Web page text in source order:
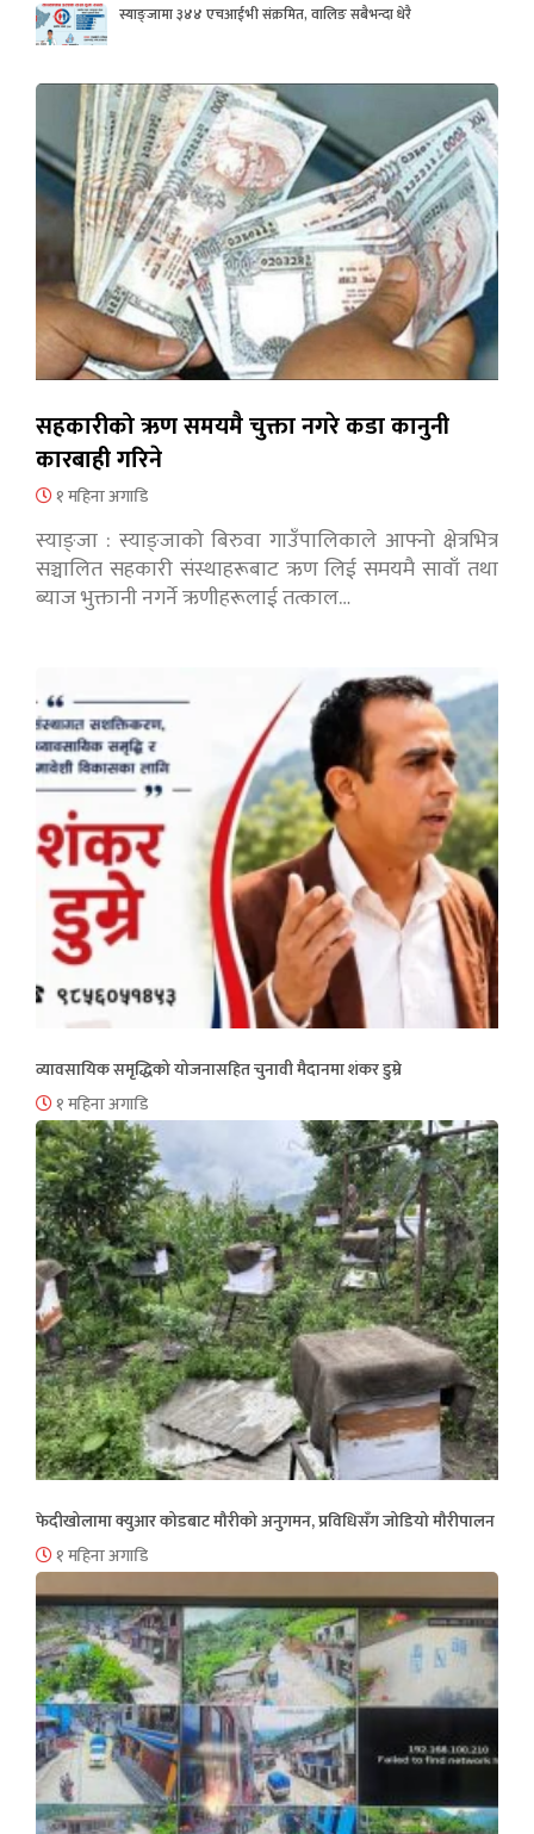
स्याङ्जामा ३४४ एचआईभी संक्रमित, वालिङ सबैभन्दा धेरै
सहकारीको ऋण समयमै चुक्ता नगरे कडा कानुनी
कारबाही गरिने
१ महिना अगाडि
स्याङ्जा : स्याङ्जाको बिरुवा गाउँपालिकाले आफ्नो क्षेत्रभित्र
सञ्चालित सहकारी संस्थाहरूबाट ऋण लिई समयमै सावाँ तथा
ब्याज भुक्तानी नगर्ने ऋणीहरूलाई तत्काल…
व्यावसायिक समृद्धिको योजनासहित चुनावी मैदानमा शंकर डुम्रे
१ महिना अगाडि
फेदीखोलामा क्युआर कोडबाट मौरीको अनुगमन, प्रविधिसँग जोडियो मौरीपालन
१ महिना अगाडि